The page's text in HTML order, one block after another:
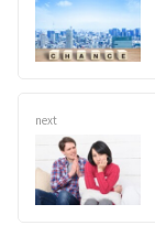
next